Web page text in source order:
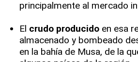
principalmente al mercado
El crudo producido en esa
almacenado y bombeado
en la bahía de Musa, de la